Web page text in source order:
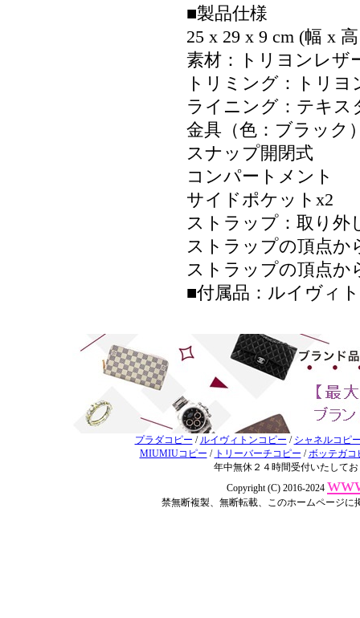
■製品仕様
25 x 29 x 9 cm (幅 x
素材：トリヨンレザ
トリミング：トリ
ライニング：テキス
金具（色：ブラック
スナップ開閉式
コンパートメント
サイドポケットx2
ストラップ：取り外
ストラップの頂点か
ストラップの頂点か
■付属品：ルイヴィ
プラダコピー / ルイヴィトンコピー / シャネルコピ
MIUMIUコピー / トリーバーチコピー /ボッテガコ
年中無休２４時間受付いたして
Copyright (C) 2016-2024
禁無断複製、無断転載、このホームページ